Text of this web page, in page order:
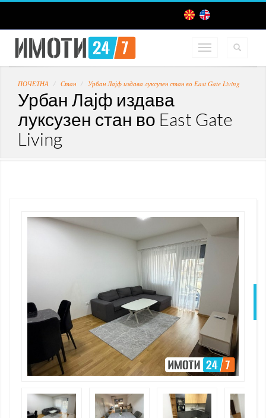
ПОЧЕТНА Стан Урбан Лајф издава луксузен стан во East Gate Living
Урбан Лајф издава
луксузен стан во East Gate
Living